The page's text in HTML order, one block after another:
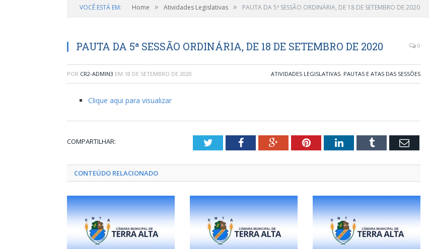
VOCÊ ESTÁ EM: Home » Atividades Legislativas » PAUTA DA 5ª SESSÃO ORDINÁRIA, DE 18 DE SETEMBRO DE 2020
PAUTA DA 5ª SESSÃO ORDINÁRIA, DE 18 DE SETEMBRO DE 2020 0
POR CR2-ADMIN3 EM 18 DE SETEMBRO DE 2020 ATIVIDADES LEGISLATIVAS, PAUTAS E ATAS DAS SESSÕES
Clique aqui para visualizar
COMPARTILHAR: TwitterFacebookGoogle+PinterestLinkedInTumblr Email
CONTEÚDO RELACIONADO